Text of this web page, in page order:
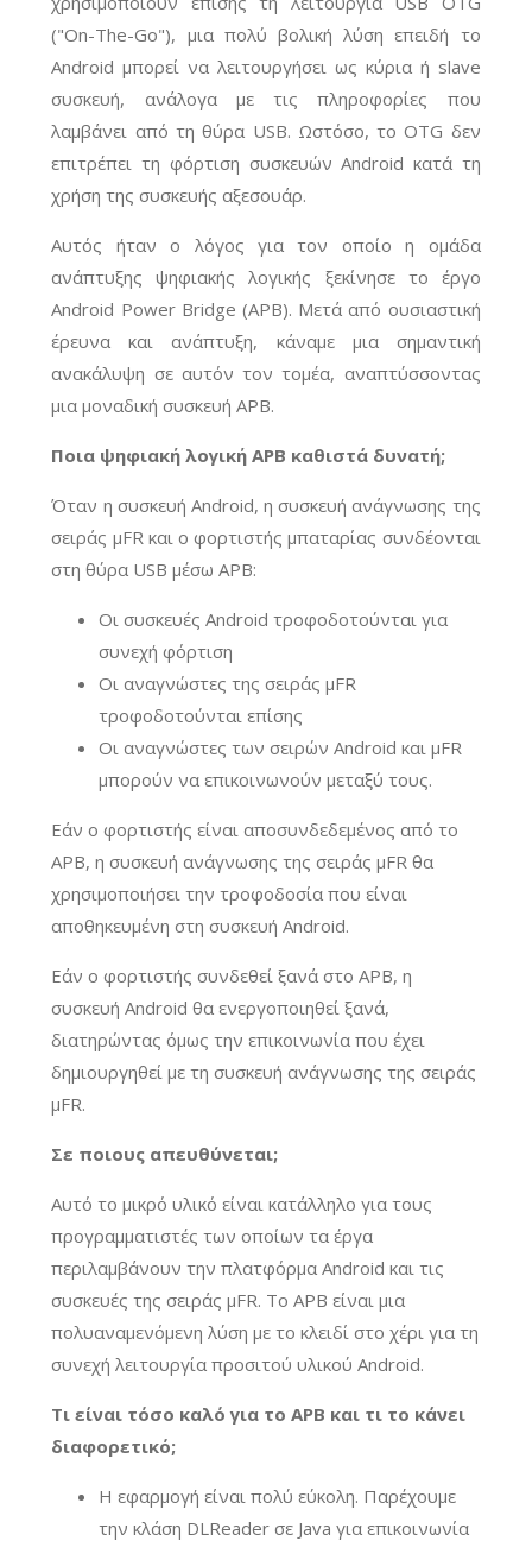
("On-The-Go"), μια πολύ βολική λύση επειδή το
Android μπορεί να λειτουργήσει ως κύρια ή slave
συσκευή, ανάλογα με τις πληροφορίες που
λαμβάνει από τη θύρα USB. Ωστόσο, το OTG δεν
επιτρέπει τη φόρτιση συσκευών Android κατά τη
χρήση της συσκευής αξεσουάρ.
Αυτός ήταν ο λόγος για τον οποίο η ομάδα
ανάπτυξης ψηφιακής λογικής ξεκίνησε το έργο
Android Power Bridge (APB). Μετά από ουσιαστική
έρευνα και ανάπτυξη, κάναμε μια σημαντική
ανακάλυψη σε αυτόν τον τομέα, αναπτύσσοντας
μια μοναδική συσκευή APB.
Ποια ψηφιακή λογική APB καθιστά δυνατή;
Όταν η συσκευή Android, η συσκευή ανάγνωσης της
σειράς μFR και ο φορτιστής μπαταρίας συνδέονται
στη θύρα USB μέσω APB:
Οι συσκευές Android τροφοδοτούνται για
συνεχή φόρτιση
Οι αναγνώστες της σειράς μFR
τροφοδοτούνται επίσης
Οι αναγνώστες των σειρών Android και μFR
μπορούν να επικοινωνούν μεταξύ τους.
Εάν ο φορτιστής είναι αποσυνδεδεμένος από το
APB, η συσκευή ανάγνωσης της σειράς μFR θα
χρησιμοποιήσει την τροφοδοσία που είναι
αποθηκευμένη στη συσκευή Android.
Εάν ο φορτιστής συνδεθεί ξανά στο APB, η
συσκευή Android θα ενεργοποιηθεί ξανά,
διατηρώντας όμως την επικοινωνία που έχει
δημιουργηθεί με τη συσκευή ανάγνωσης της σειράς
μFR.
Σε ποιους απευθύνεται;
Αυτό το μικρό υλικό είναι κατάλληλο για τους
προγραμματιστές των οποίων τα έργα
περιλαμβάνουν την πλατφόρμα Android και τις
συσκευές της σειράς μFR. Το APB είναι μια
πολυαναμενόμενη λύση με το κλειδί στο χέρι για τη
συνεχή λειτουργία προσιτού υλικού Android.
Τι είναι τόσο καλό για το APB και τι το κάνει
διαφορετικό;
Η εφαρμογή είναι πολύ εύκολη. Παρέχουμε
την κλάση DLReader σε Java για επικοινωνία